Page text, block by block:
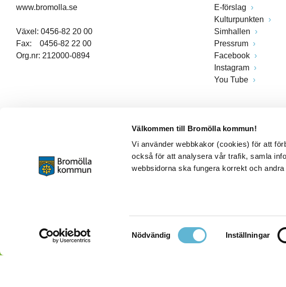
Välkommen till Bromölla kommun!
Vi använder webbkakor (cookies) för att
också för att analysera vår trafik, samla
webbsidorna ska fungera korrekt och
Samtyckesval
Nödvändig Inställningar
www.bromolla.se
Växel: 0456-82 20 00
Fax: 0456-82 22 00
Org.nr: 212000-0894
E-förslag
Kulturpunkten
Simhallen
Pressrum
Facebook
Instagram
You Tube